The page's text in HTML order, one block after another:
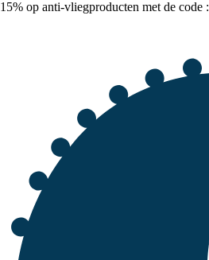
15% op anti-vliegproducten met de code :